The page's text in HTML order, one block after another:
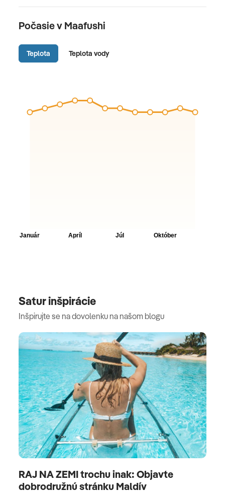
Počasie v Maafushi
Teplota Teplota vody
Satur inšpirácie
Inšpirujte se na dovolenku na našom blogu
RAJ NA ZEMI trochu inak: Objavte
dobrodružnú stránku Maldív